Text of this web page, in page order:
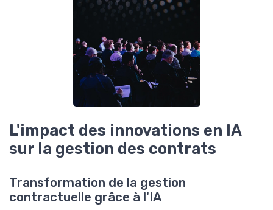
L'impact des innovations en IA
sur la gestion des contrats
Transformation de la gestion
contractuelle grâce à l'IA